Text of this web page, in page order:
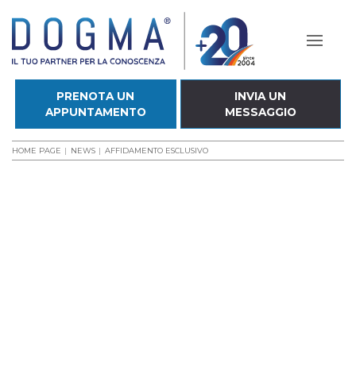
PRENOTA UN
APPUNTAMENTO
INVIA UN
MESSAGGIO
HOME PAGE NEWS AFFIDAMENTO ESCLUSIVO